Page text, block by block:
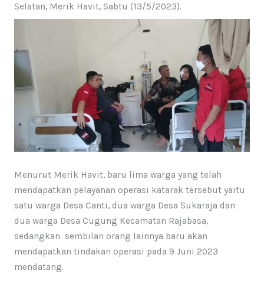
Selatan, Merik Havit, Sabtu (13/5/2023).
Menurut Merik Havit, baru lima warga yang telah
mendapatkan pelayanan operasi katarak tersebut yaitu
satu warga Desa Canti, dua warga Desa Sukaraja dan
dua warga Desa Cugung Kecamatan Rajabasa,
sedangkan sembilan orang lainnya baru akan
mendapatkan tindakan operasi pada 9 Juni 2023
mendatang.